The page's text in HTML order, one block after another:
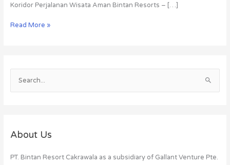
Koridor Perjalanan Wisata Aman Bintan Resorts – […]
Read More »
e
c
f
About Us
PT. Bintan Resort Cakrawala as a subsidiary of Gallant Venture Pte.